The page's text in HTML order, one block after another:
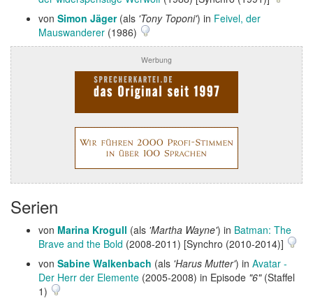
von Simon Jäger(als 'Tony Toponi') in Feivel, der
Mauswanderer (1986)
Werbung
Serien
von Marina Krogull (als 'Martha Wayne') in Batman: The
Brave and the Bold (2008-2011) [Synchro (2010-2014)]
von Sabine Walkenbach (als 'Harus Mutter') in Avatar -
Der Herr der Elemente (2005-2008) in Episode "6"(Staffel
1)